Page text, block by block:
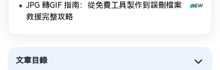
JPG 轉GIF 指南：從免費工具製作到誤刪檔案
救援完整攻略
文章目錄